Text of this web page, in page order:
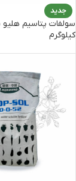
جدید
کیلوگرم